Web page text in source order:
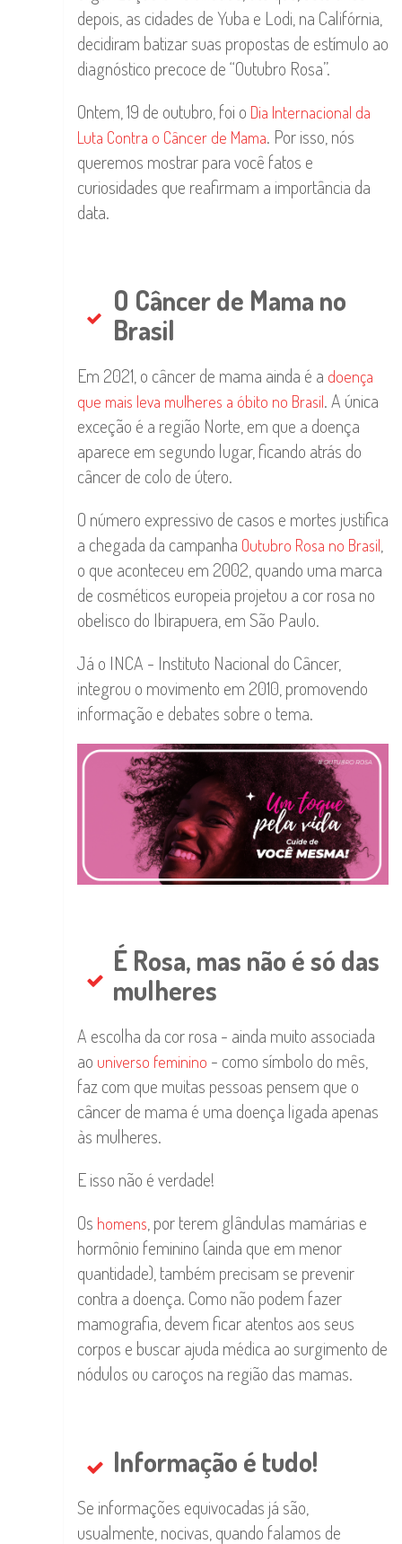
depois, as cidades de Yuba e Lodi, na Califórnia,
decidiram batizar suas propostas de estímulo ao
diagnóstico precoce de “Outubro Rosa”.
Ontem, 19 de outubro, foi o Dia Internacional da
Luta Contra o Câncer de Mama. Por isso, nós
queremos mostrar para você fatos e
curiosidades que reafirmam a importância da
data.
O Câncer de Mama no
Brasil
Em 2021, o câncer de mama ainda é a doença
que mais leva mulheres a óbito no Brasil. A única
exceção é a região Norte, em que a doença
aparece em segundo lugar, ficando atrás do
câncer de colo de útero.
O número expressivo de casos e mortes justifica
a chegada da campanha Outubro Rosa no Brasil
o que aconteceu em 2002, quando uma marca
de cosméticos europeia projetou a cor rosa no
obelisco do Ibirapuera, em São Paulo.
Já o INCA - Instituto Nacional do Câncer,
integrou o movimento em 2010, promovendo
informação e debates sobre o tema.
É Rosa, mas não é só das
mulheres
A escolha da cor rosa - ainda muito associada
ao universo feminino - como símbolo do mês,
faz com que muitas pessoas pensem que o
câncer de mama é uma doença ligada apenas
às mulheres.
E isso não é verdade!
Os homens , por terem glândulas mamárias e
hormônio feminino (ainda que em menor
quantidade), também precisam se prevenir
contra a doença. Como não podem fazer
mamografia, devem ficar atentos aos seus
corpos e buscar ajuda médica ao surgimento de
nódulos ou caroços na região das mamas.
Informação é tudo!
Se informações equivocadas já são,
usualmente, nocivas, quando falamos de